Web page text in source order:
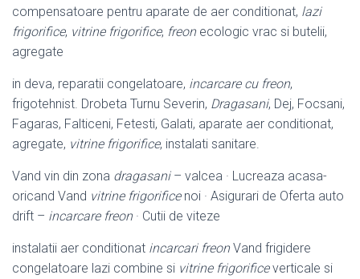
compensatoare pentru aparate de aer conditionat, lazi
frigorifice, vitrine frigorifice, freonecologic vrac si butelii,
agregate
in deva, reparatii congelatoare, incarcare cu freon,
frigotehnist. Drobeta Turnu Severin, Dragasani, Dej, Focsani,
Fagaras, Falticeni, Fetesti, Galati, aparate aer conditionat,
agregate, vitrine frigorifice, instalati sanitare.
Vand vin din zona dragasani– valcea · Lucreaza acasa-
oricand Vand vitrine frigorificenoi · Asigurari de Oferta auto
drift – incarcare freon· Cutii de viteze
instalatii aer conditionat incarcari freonVand frigidere
congelatoare lazi combine si vitrine frigorificeverticale si